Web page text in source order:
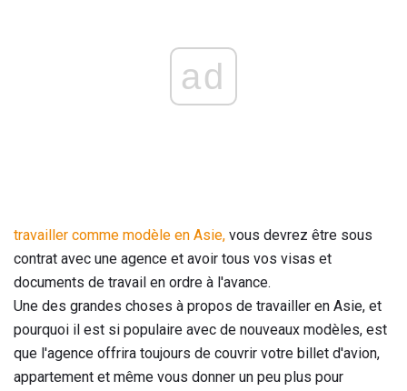
ad
travailler comme modèle en Asie, vous devrez être sous
contrat avec une agence et avoir tous vos visas et
documents de travail en ordre à l'avance.
Une des grandes choses à propos de travailler en Asie, et
pourquoi il est si populaire avec de nouveaux modèles, est
que l'agence offrira toujours de couvrir votre billet d'avion,
appartement et même vous donner un peu plus pour